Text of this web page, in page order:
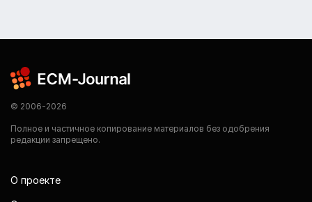
© 2006-2026
Полное и частичное копирование материалов без одобрения
редакции запрещено.
О проекте